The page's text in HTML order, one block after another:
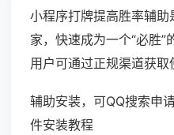
小程序打牌提高胜率辅
家，快速成为一个“必胜
用户可通过正规渠道获取
辅助安装，可QQ搜索申
件安装教程